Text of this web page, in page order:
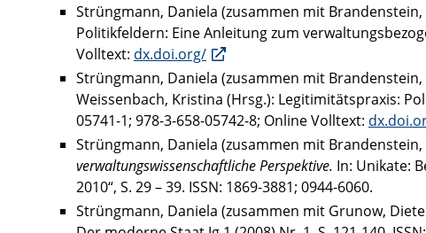
Strüngmann, Daniela (zusammen mit Brandenstein,
Politikfeldern: Eine Anleitung zum
Volltext: dx.doi.org/
Strüngmann, Daniela (zusammen mit Brandenstein,
Weissenbach, Kristina (Hrsg.): Legitimitätspraxis:
05741-1; 978-3-658-05742-8; Online Volltext:
Strüngmann, Daniela (zusammen mit
verwaltungswissenschaftliche Perspektive. In: Unikate:
2010“, S. 29 – 39. ISSN: 1869-3881; 0944-6060.
Strüngmann, Daniela (zusammen mit Grunow,